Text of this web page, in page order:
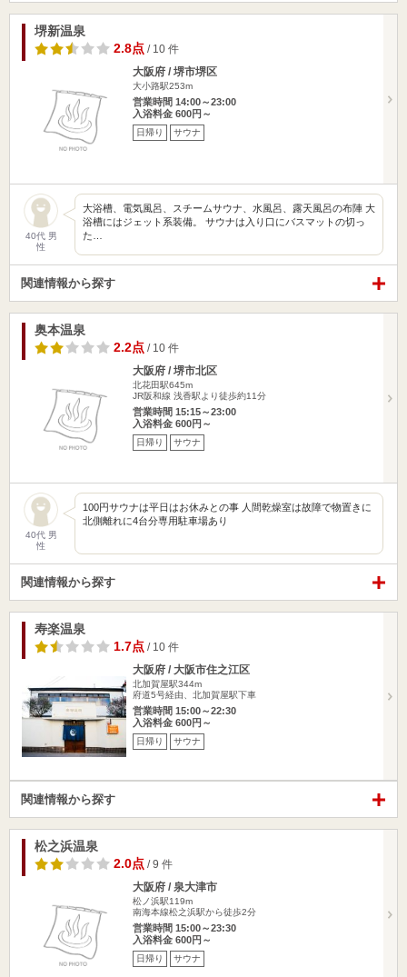
堺新温泉
2.8点 / 10 件
大阪府 / 堺市堺区
大小路駅253m
営業時間 14:00～23:00
入浴料金 600円～
日帰り サウナ
40代 男
性
大浴槽、電気風呂、スチームサウナ、水風呂、露天風呂の布陣 大
浴槽にはジェット系装備。 サウナは入り口にバスマットの切っ
た…
関連情報から探す
奥本温泉
2.2点 / 10 件
大阪府 / 堺市北区
北花田駅645m
JR阪和線 浅香駅より徒歩約11分
営業時間 15:15～23:00
入浴料金 600円～
日帰り サウナ
40代 男
性
100円サウナは平日はお休みとの事 人間乾燥室は故障で物置きに
北側離れに4台分専用駐車場あり
関連情報から探す
寿楽温泉
1.7点 / 10 件
大阪府 / 大阪市住之江区
北加賀屋駅344m
府道5号経由、北加賀屋駅下車
営業時間 15:00～22:30
入浴料金 600円～
日帰り サウナ
関連情報から探す
松之浜温泉
2.0点 / 9 件
大阪府 / 泉大津市
松ノ浜駅119m
南海本線松之浜駅から徒歩2分
営業時間 15:00～23:30
入浴料金 600円～
日帰り サウナ